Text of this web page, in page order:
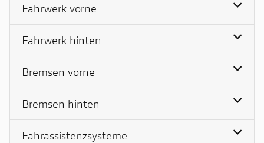
Fahrwerk vorne
Fahrwerk hinten
Bremsen vorne
Bremsen hinten
Fahrassistenzsysteme